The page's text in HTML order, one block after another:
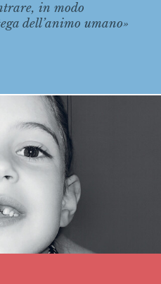
in modo
dell’animo umano»